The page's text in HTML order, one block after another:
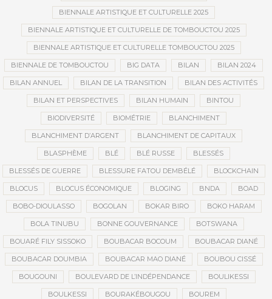
BIENNALE ARTISTIQUE ET CULTURELLE 2025
BIENNALE ARTISTIQUE ET CULTURELLE DE TOMBOUCTOU 2025
BIENNALE ARTISTIQUE ET CULTURELLE TOMBOUCTOU 2025
BIENNALE DE TOMBOUCTOU BIG DATA BILAN BILAN 2024
BILAN ANNUEL BILAN DE LA TRANSITION BILAN DES ACTIVITÉS
BILAN ET PERSPECTIVES BILAN HUMAIN BINTOU
BIODIVERSITÉ BIOMÉTRIE BLANCHIMENT
BLANCHIMENT D’ARGENT BLANCHIMENT DE CAPITAUX
BLASPHÈME BLÉ BLÉ RUSSE BLESSÉS
BLESSÉS DE GUERRE BLESSURE FATOU DEMBÉLÉ BLOCKCHAIN
BLOCUS BLOCUS ÉCONOMIQUE BLOGING BNDA BOAD
BOBO-DIOULASSO BOGOLAN BOKAR BIRO BOKO HARAM
BOLA TINUBU BONNE GOUVERNANCE BOTSWANA
BOUARÉ FILY SISSOKO BOUBACAR BOCOUM BOUBACAR DIANÉ
BOUBACAR DOUMBIA BOUBACAR MAO DIANÉ BOUBOU CISSÉ
BOUGOUNI BOULEVARD DE L’INDÉPENDANCE BOULIKESSI
BOULKESSI BOURAKÉBOUGOU BOUREM